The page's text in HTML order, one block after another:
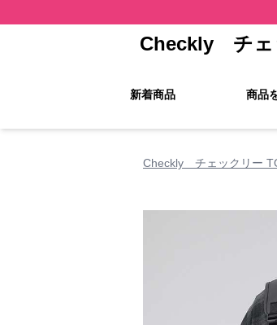
Checkly チェ
新着商品 商品
Checkly チェックリー